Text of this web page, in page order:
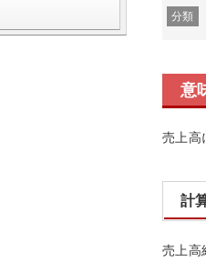
分類
意
売上高
計
売上高